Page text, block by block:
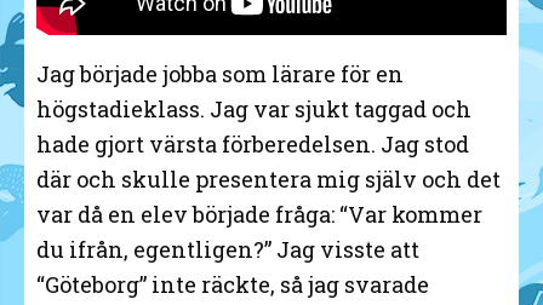
Jag började jobba som lärare för en
högstadieklass. Jag var sjukt taggad och
hade gjort värsta förberedelsen. Jag stod
där och skulle presentera mig själv och det
var då en elev började fråga: “Var kommer
du ifrån, egentligen?” Jag visste att
“Göteborg” inte räckte, så jag svarade